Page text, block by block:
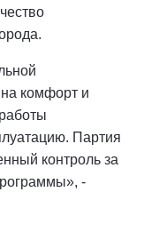
комфорт и
Партия
контроль за
-